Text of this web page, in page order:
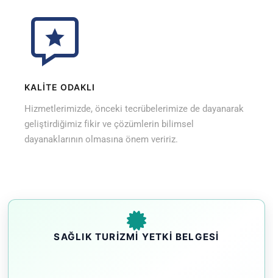
KALİTE ODAKLI
Hizmetlerimizde, önceki tecrübelerimize de dayanarak
geliştirdiğimiz fikir ve çözümlerin bilimsel
dayanaklarının olmasına önem veririz.
SAĞLIK TURIZMI YETKI BELGESI